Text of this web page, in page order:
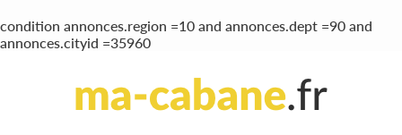
condition annonces.region =10 and annonces.dept =90 and
annonces.cityid =35960